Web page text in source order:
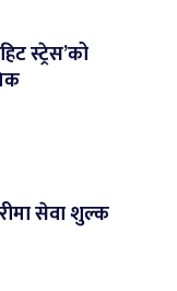
स्ट्रेस’को
सेवा शुल्क